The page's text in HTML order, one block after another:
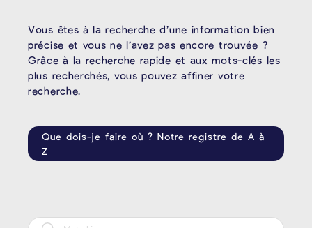
Vous êtes à la recherche d’une information bien
précise et vous ne l’avez pas encore trouvée ?
Grâce à la recherche rapide et aux mots-clés les
plus recherchés, vous pouvez affiner votre
recherche.
Que dois-je faire où ? Notre registre de A à
Z